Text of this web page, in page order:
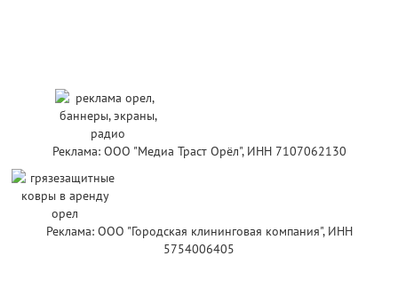
Реклама: ООО "Медиа Траст Орёл", ИНН 7107062130
Реклама: ООО "Городская клининговая компания", ИНН
5754006405